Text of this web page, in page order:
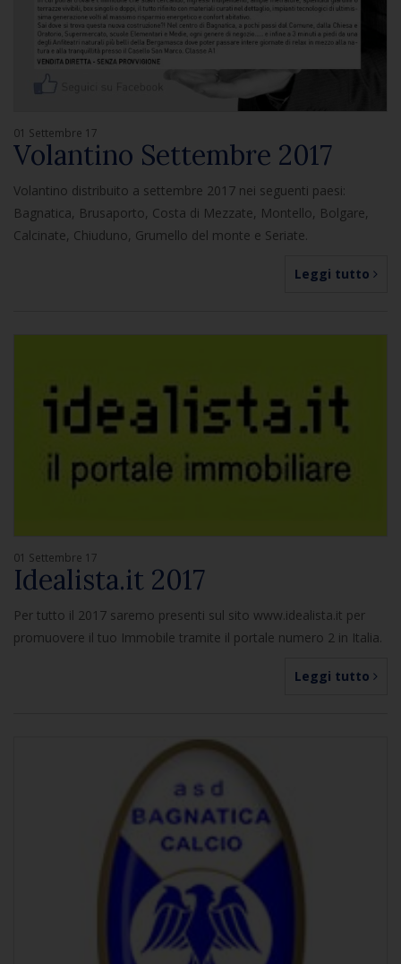
01 Settembre 17
Volantino Settembre 2017
Volantino distribuito a settembre 2017 nei seguenti paesi:
Bagnatica, Brusaporto, Costa di Mezzate, Montello, Bolgare,
Calcinate, Chiuduno, Grumello del monte e Seriate.
Leggi tutto
01 Settembre 17
Idealista.it 2017
Per tutto il 2017 saremo presenti sul sito www.idealista.it per
promuovere il tuo Immobile tramite il portale numero 2 in Italia.
Leggi tutto